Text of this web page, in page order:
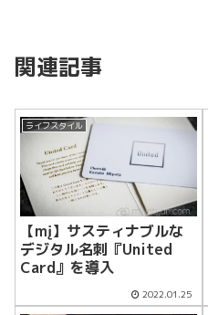
関連記事
ライフスタイル
【mį】サスティナブルな
デジタル名刺『United
Card』を導入
2022.01.25